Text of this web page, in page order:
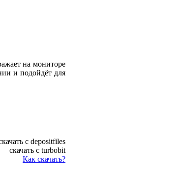
на мониторе
и подойдёт для
с depositfiles
скачать с turbobit
Как скачать?